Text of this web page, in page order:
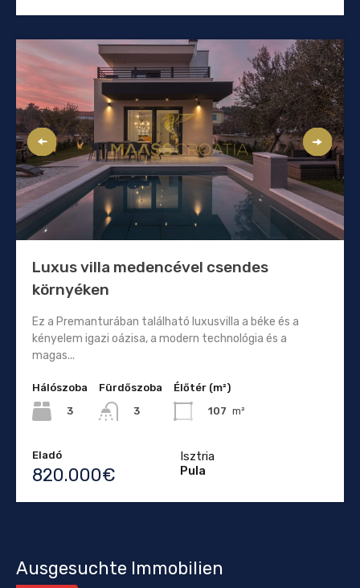
Luxus villa medencével csendes
környéken
Ez a Premanturában található luxusvilla a béke és a
kényelem igazi oázisa, a modern technológia és a
magas...
Hálószoba
3
Fürdőszoba
3
Élőtér (m²)
107 m²
Eladó
820.000€
Isztria
Pula
Ausgesuchte Immobilien